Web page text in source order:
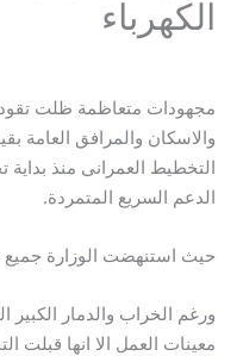
الكهرباء
مجهودات متعاظمة ظلت
والاسكان والمرافق العامة
التخطيط العمرانى منذ بداية
الدعم السريع المتمردة.
حيث استنهضت الوزارة جميع
ورغم الخراب والدمار الكبير
معينات العمل الا انها قبلت